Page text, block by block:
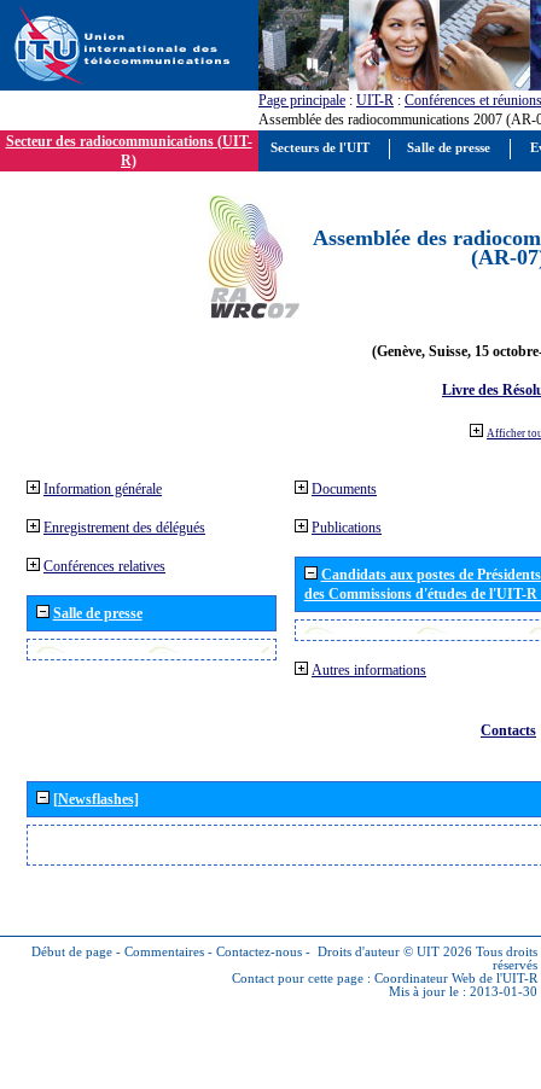
Page principale : UIT-R : Conférences et réunions
Assemblée des radiocommunications 2007 (AR-
Secteur des radiocommunications (UIT-
R)
Assemblée des
(AR-
(Genève, Suisse, 15
Livre des
Afficher
Information générale
Enregistrement des délégués
Conférences relatives
Salle de presse
Documents
Publications
Candidats aux postes de
des Commissions d'études de l'UIT-
Autres informations
Contacts
[Newsflashes]
Début de page - Commentaires - Contactez-nous - Droits d'auteur © UIT 2026 Tous droits
réservés
Contact pour cette page : Coordinateur Web de l'UIT-R
Mis à jour le : 2013-01-30
Secteurs de l'UIT Salle de presse